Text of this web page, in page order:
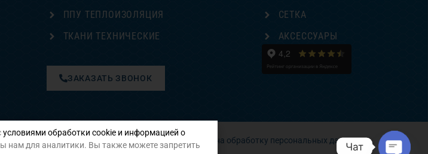
ППУ ТЕПЛОИЗОЛЯЦИЯ
ТКАНИ ТЕХНИЧЕСКИЕ
ЗАКАЗАТЬ ЗВОНОК
СЕТКА
АКСЕССУАРЫ
Согласие на обработку персональных данных
условиями обработки cookie и информацией о
нам для аналитики. Вы также можете запретить
Чат